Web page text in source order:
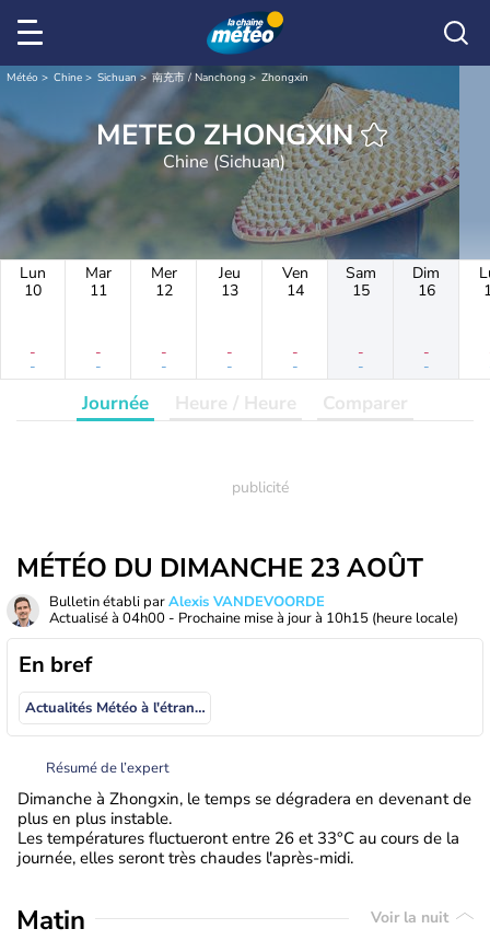
Météo Chine Sichuan 南充市 / Nanchong Zhongxin
METEO ZHONGXIN
Chine (Sichuan)
Lun
10
-
-
Mar
11
-
-
Mer
12
-
-
Jeu
13
-
-
Ven
14
-
-
Sam
15
-
-
Dim
16
-
-
Journée Heure / Heure Comparer
MÉTÉO DU DIMANCHE 23 AOÛT
Bulletin établi parAlexis VANDEVOORDE
Actualisé à 04h00 - Prochaine mise à jour à 10h15 (heure locale)
En bref
Actualités Météo à l'étranger
Résumé de l’expert
Dimanche à Zhongxin, le temps se dégradera en devenant de
plus en plus instable.
Les températures fluctueront entre 26 et 33°C au cours de la
journée, elles seront très chaudes l'après-midi.
Matin Voir la nuit